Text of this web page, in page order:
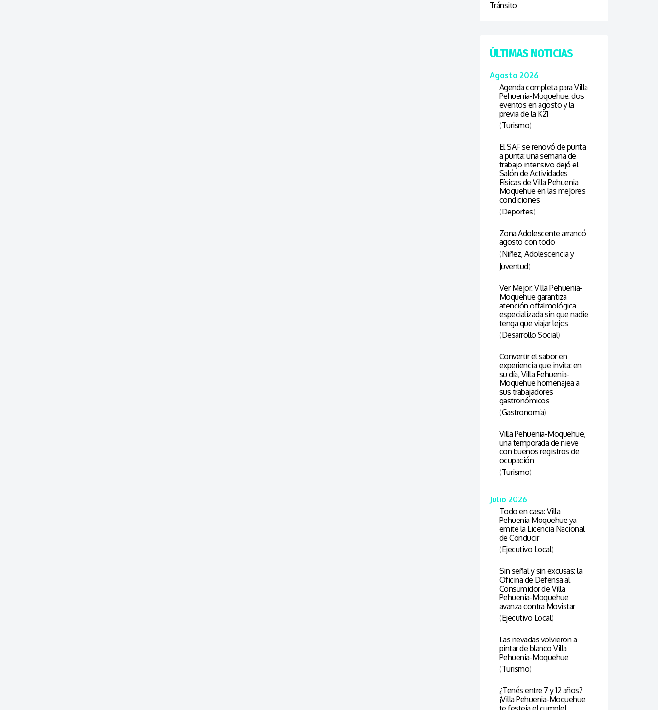
Tránsito
ÚLTIMAS NOTICIAS
Agosto 2026
Agenda completa para Villa
Pehuenia-Moquehue: dos
eventos en agosto y la
previa de la K21
(Turismo)
El SAF se renovó de punta
a punta: una semana de
trabajo intensivo dejó el
Salón de Actividades
Físicas de Villa Pehuenia
Moquehue en las mejores
condiciones
(Deportes)
Zona Adolescente arrancó
agosto con todo
(Niñez, Adolescencia y
Juventud)
Ver Mejor: Villa Pehuenia-
Moquehue garantiza
atención oftalmológica
especializada sin que nadie
tenga que viajar lejos
(Desarrollo Social)
Convertir el sabor en
experiencia que invita: en
su día, Villa Pehuenia-
Moquehue homenajea a
sus trabajadores
gastronómicos
(Gastronomía)
Villa Pehuenia-Moquehue,
una temporada de nieve
con buenos registros de
ocupación
(Turismo)
Julio 2026
Todo en casa: Villa
Pehuenia Moquehue ya
emite la Licencia Nacional
de Conducir
(Ejecutivo Local)
Sin señal y sin excusas: la
Oficina de Defensa al
Consumidor de Villa
Pehuenia-Moquehue
avanza contra Movistar
(Ejecutivo Local)
Las nevadas volvieron a
pintar de blanco Villa
Pehuenia-Moquehue
(Turismo)
¿Tenés entre 7 y 12 años?
¡Villa Pehuenia-Moquehue
te festeja el cumple!